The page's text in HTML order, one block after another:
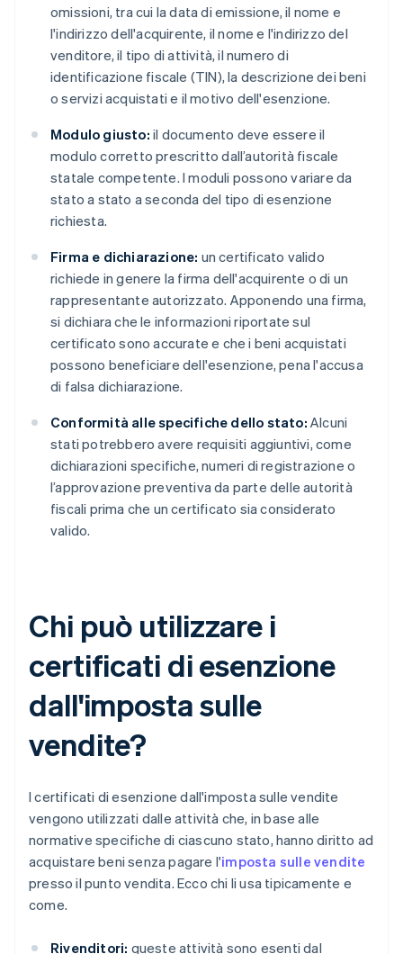
omissioni, tra cui la data di emissione, il nome e
l'indirizzo dell'acquirente, il nome e l'indirizzo del
venditore, il tipo di attività, il numero di
identificazione fiscale (TIN), la descrizione dei beni
o servizi acquistati e il motivo dell'esenzione.
Modulo giusto: il documento deve essere il
modulo corretto prescritto dall’autorità fiscale
statale competente. I moduli possono variare da
stato a stato a seconda del tipo di esenzione
richiesta.
Firma e dichiarazione: un certificato valido
richiede in genere la firma dell'acquirente o di un
rappresentante autorizzato. Apponendo una firma,
si dichiara che le informazioni riportate sul
certificato sono accurate e che i beni acquistati
possono beneficiare dell'esenzione, pena l'accusa
di falsa dichiarazione.
Conformità alle specifiche dello stato: Alcuni
stati potrebbero avere requisiti aggiuntivi, come
dichiarazioni specifiche, numeri di registrazione o
l’approvazione preventiva da parte delle autorità
fiscali prima che un certificato sia considerato
valido.
Chi può utilizzare i
certificati di esenzione
dall'imposta sulle
vendite?
I certificati di esenzione dall'imposta sulle vendite
vengono utilizzati dalle attività che, in base alle
normative specifiche di ciascuno stato, hanno diritto ad
acquistare beni senza pagare l'imposta sulle vendite
presso il punto vendita. Ecco chi li usa tipicamente e
come.
Rivenditori: queste attività sono esenti dal